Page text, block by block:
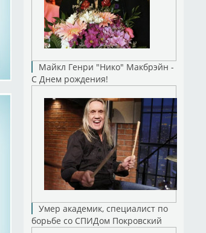
Майкл Генри "Нико" Макбрэйн -
С Днем рождения!
Умер академик, специалист по
борьбе со СПИДом Покровский